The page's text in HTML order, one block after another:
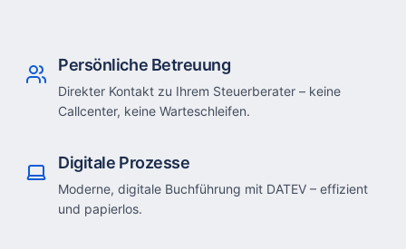
Persönliche Betreuung
Direkter Kontakt zu Ihrem Steuerberater – keine
Callcenter, keine Warteschleifen.
Digitale Prozesse
Moderne, digitale Buchführung mit DATEV – effizient
und papierlos.